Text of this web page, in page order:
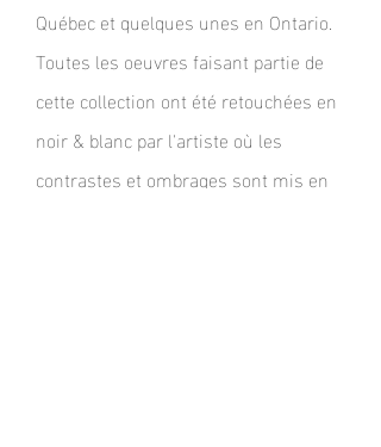
Québec et quelques unes en Ontario.
Toutes les oeuvres faisant partie de
cette collection ont été retouchées en
noir & blanc par l'artiste où les
contrastes et ombrages sont mis en